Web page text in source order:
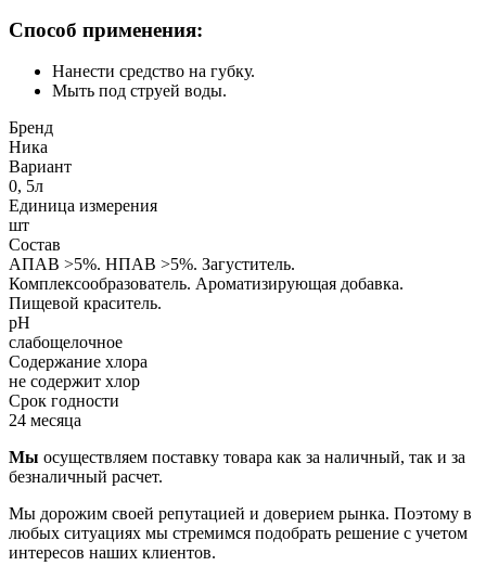
Способ применения:
Нанести средство на губку.
Мыть под струей воды.
Бренд
Ника
Вариант
0, 5л
Единица измерения
шт
Состав
АПАВ >5%. НПАВ >5%. Загуститель.
Комплексообразователь. Ароматизирующая добавка.
Пищевой краситель.
pH
слабощелочное
Содержание хлора
не содержит хлор
Срок годности
24 месяца
Мы осуществляем поставку товара как за наличный, так и за
безналичный расчет.
Мы дорожим своей репутацией и доверием рынка. Поэтому в
любых ситуациях мы стремимся подобрать решение с учетом
интересов наших клиентов.